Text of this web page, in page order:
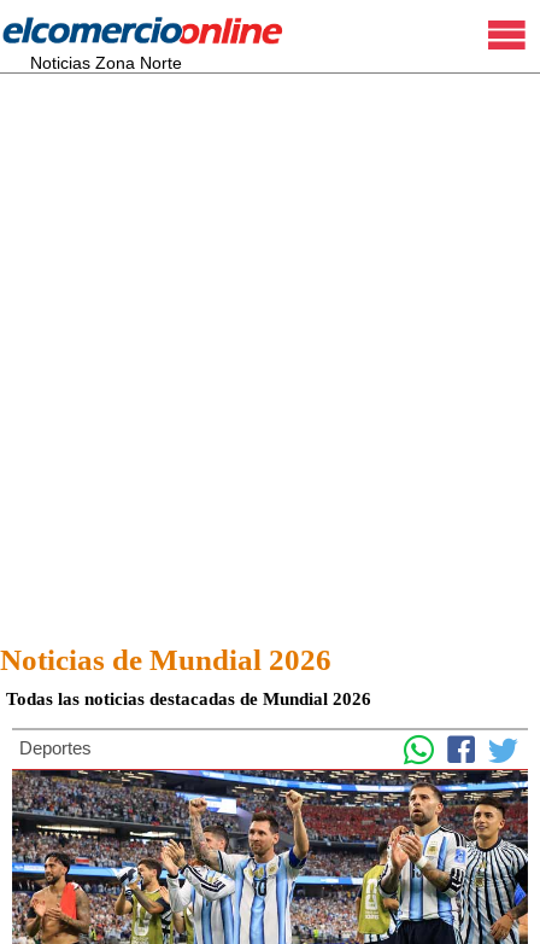
Noticias Zona Norte
Noticias de Mundial 2026
Todas las noticias destacadas de Mundial 2026
Deportes